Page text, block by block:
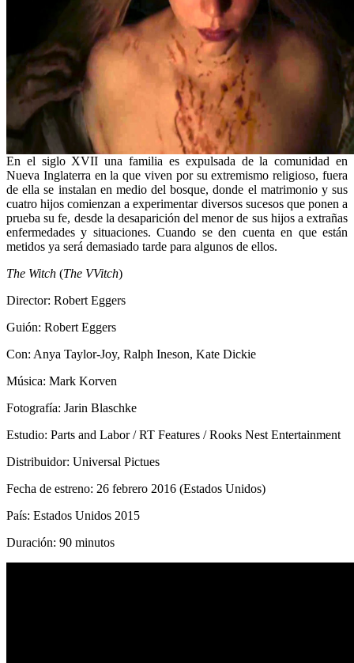
En el siglo XVII una familia es expulsada de la comunidad en
Nueva Inglaterra en la que viven por su extremismo religioso, fuera
de ella se instalan en medio del bosque, donde el matrimonio y sus
cuatro hijos comienzan a experimentar diversos sucesos que ponen a
prueba su fe, desde la desaparición del menor de sus hijos a extrañas
enfermedades y situaciones. Cuando se den cuenta en que están
metidos ya será demasiado tarde para algunos de ellos.
The Witch (The VVitch)
Director: Robert Eggers
Guión: Robert Eggers
Con: Anya Taylor-Joy, Ralph Ineson, Kate Dickie
Música: Mark Korven
Fotografía: Jarin Blaschke
Estudio: Parts and Labor / RT Features / Rooks Nest Entertainment
Distribuidor: Universal Pictues
Fecha de estreno: 26 febrero 2016 (Estados Unidos)
País: Estados Unidos 2015
Duración: 90 minutos